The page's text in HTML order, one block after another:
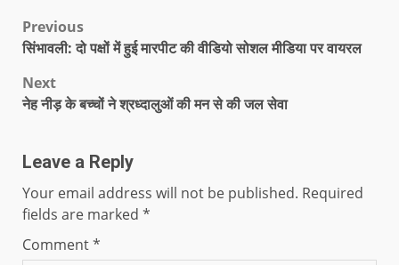
Previous
सिंभावली: दो पक्षों में हुई मारपीट की वीडियो सोशल मीडिया पर वायरल
Next
नेह नीड़ के बच्चों ने श्रध्दालुओं की मन से की जल सेवा
Leave a Reply
Your email address will not be published. Required
fields are marked *
Comment*